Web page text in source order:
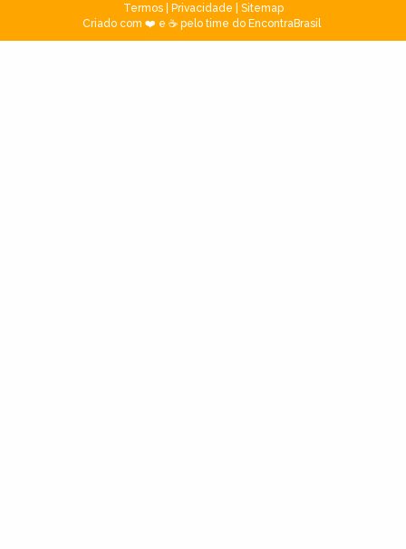
Termos| Privacidade
Sitemap
Criado com ❤️ e ☕ pelo time do EncontraBrasil